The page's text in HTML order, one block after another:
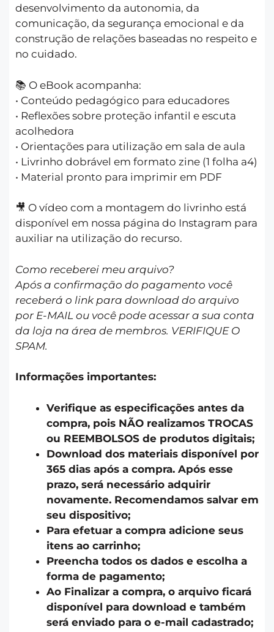
desenvolvimento da autonomia, da
comunicação, da segurança emocional e da
construção de relações baseadas no respeito e
no cuidado.
📚 O eBook acompanha:
• Conteúdo pedagógico para educadores
• Reflexões sobre proteção infantil e escuta
acolhedora
• Orientações para utilização em sala de aula
• Livrinho dobrável em formato zine (1 folha a4)
• Material pronto para imprimir em PDF
🎥 O vídeo com a montagem do livrinho está
disponível em nossa página do Instagram para
auxiliar na utilização do recurso.
Como receberei meu arquivo?
Após a confirmação do pagamento você
receberá o link para download do arquivo
por E-MAIL ou você pode acessar a sua conta
da loja na área de membros. VERIFIQUE O
SPAM.
Informações importantes:
Verifique as especificações antes da
compra, pois NÃO realizamos TROCAS
ou REEMBOLSOS de produtos digitais;
Download dos materiais disponível por
365 dias após a compra. Após esse
prazo, será necessário adquirir
novamente. Recomendamos salvar em
seu dispositivo;
Para efetuar a compra adicione seus
itens ao carrinho;
Preencha todos os dados e escolha a
forma de pagamento;
Ao Finalizar a compra, o arquivo ficará
disponível para download e também
será enviado para o e-mail cadastrado;